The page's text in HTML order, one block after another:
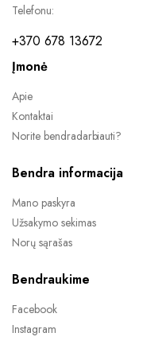
Telefonu:
+370 678 13672
Įmonė
Apie
Kontaktai
Norite bendradarbiauti?
Bendra informacija
Mano paskyra
Užsakymo sekimas
Norų sąrašas
Bendraukime
Facebook
Instagram